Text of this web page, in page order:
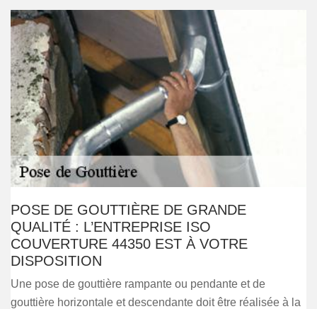
POSE DE GOUTTIÈRE DE GRANDE
QUALITÉ : L’ENTREPRISE ISO
COUVERTURE 44350 EST À VOTRE
DISPOSITION
Une pose de gouttière rampante ou pendante et de
gouttière horizontale et descendante doit être réalisée à la